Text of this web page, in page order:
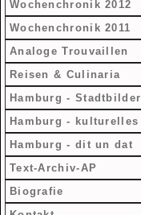
Wochenchronik 2012
Wochenchronik 2011
Analoge Trouvaillen
Reisen & Culinaria
Hamburg - Stadtbilder
Hamburg - kulturelles
Hamburg - dit un dat
Text-Archiv-AP
Biografie